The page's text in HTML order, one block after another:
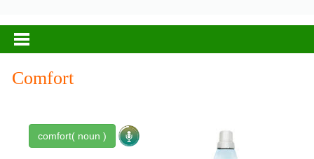
Comfort
comfort( noun )